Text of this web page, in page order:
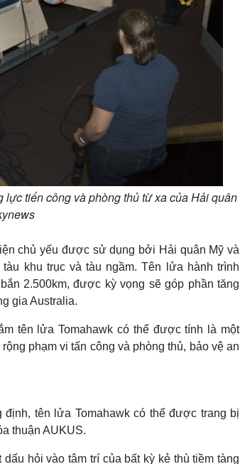
tiến công và phòng thủ từ xa của Hải quân
chủ yếu được sử dụng bởi Hải quân Mỹ và
khu trục và tàu ngầm. Tên lửa hành trình
2.500km, được kỳ vọng sẽ góp phần tăng
gia Australia.
tên lửa Tomahawk có thể được tính là một
phạm vi tấn công và phòng thủ, bảo vệ an
tên lửa Tomahawk có thể được trang bị
thuận AUKUS.
hỏi vào tâm trí của bất kỳ kẻ thù tiềm tàng